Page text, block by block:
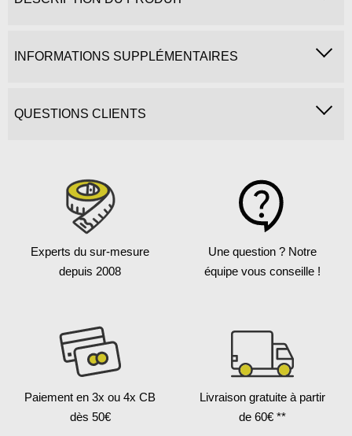
INFORMATIONS SUPPLÉMENTAIRES
QUESTIONS CLIENTS
Experts du sur-mesure
depuis 2008
Une question ? Notre
équipe vous conseille !
Paiement en 3x ou 4x CB
dès 50€
Livraison gratuite à partir
de 60€ **